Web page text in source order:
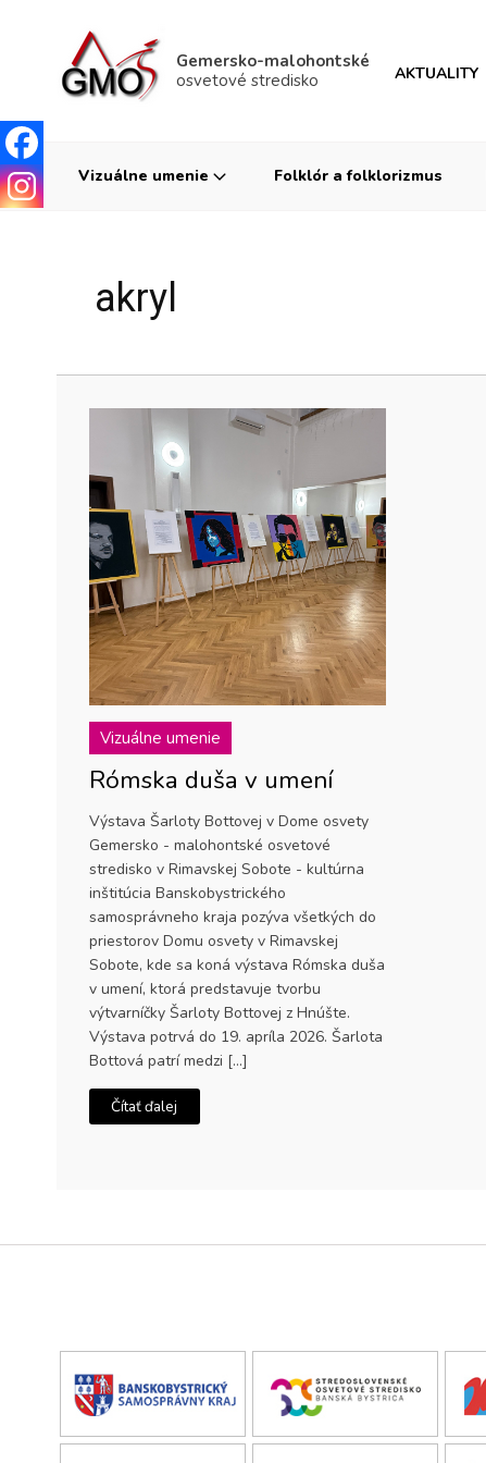
Gemersko-malohontské
osvetové stredisko
AKTUALITY
Vizuálne umenie Folklór a folklorizmus
akryl
Vizuálne umenie
Rómska duša v umení
Výstava Šarloty Bottovej v Dome osvety
Gemersko - malohontské osvetové
stredisko v Rimavskej Sobote - kultúrna
inštitúcia Banskobystrického
samosprávneho kraja pozýva všetkých do
priestorov Domu osvety v Rimavskej
Sobote, kde sa koná výstava Rómska duša
v umení, ktorá predstavuje tvorbu
výtvarníčky Šarloty Bottovej z Hnúšte.
Výstava potrvá do 19. apríla 2026. Šarlota
Bottová patrí medzi […]
Čítať ďalej